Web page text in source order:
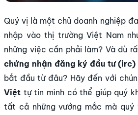
Quý vị là một chủ doanh nghiệp
nhập vào thị trường Việt Nam
những việc cần phải làm? Và dù
chứng nhận đăng ký đầu tư (irc)
bắt đầu từ đâu? Hãy đến với
Việt tự tin mình có thể giúp quý
tất cả những vướng mắc mà